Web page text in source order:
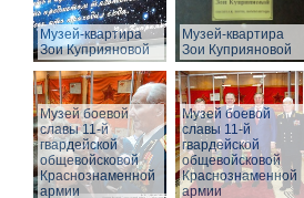
Музей-квартира
Зои Куприяновой
Музей-квартира
Зои Куприяновой
Музей боевой
славы 11-й
гвардейской
общевойсковой
Краснознаменной
армии
Музей боевой
славы 11-й
гвардейской
общевойсковой
Краснознаменной
армии